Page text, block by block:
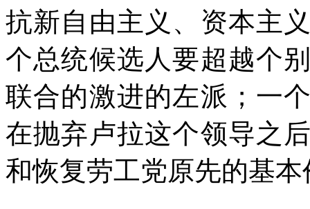
抗新自由主义、资本主
个总统候选人要超越个
联合的激进的左派；一
在抛弃卢拉这个领导之
和恢复劳工党原先的基本